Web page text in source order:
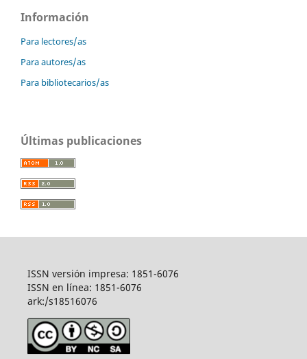
Información
Para lectores/as
Para autores/as
Para bibliotecarios/as
Últimas publicaciones
ISSN versión impresa: 1851-6076
ISSN en línea: 1851-6076
ark:/s18516076